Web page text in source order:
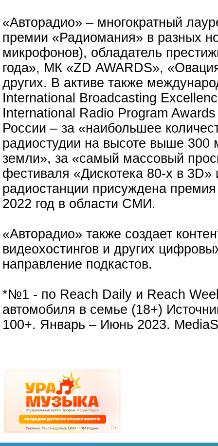
«Авторадио» – многократный
премии «Радиомания» в разных
микрофонов), обладатель
года», МК «ZD AWARDS»,
других. В активе также
International Broadcasting
International Radio Program
России – за «наибольшее
радиостудии на высоте выше 300
земли», за «самый массовый
фестиваля «Дискотека 80-х в 3D»
радиостанции присуждена
2022 год в области СМИ.
«Авторадио» также создает
видеохостингов и других
направление подкастов.
*№1 - по Reach Daily и Reach
автомобиля в семье (18+)
100+. Январь – Июнь 2023.